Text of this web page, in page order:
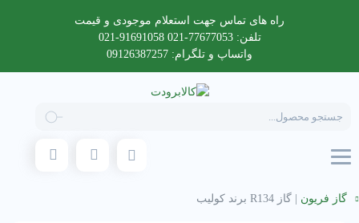
راه های تماس جهت استعلام موجودی و قیمت
تلفن: 77677053-021 91691058-021
واتساپ و تلگرام: 09126387257
search
گاز فریون گاز R134 برند کولیب